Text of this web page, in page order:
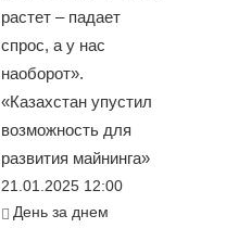
растет – падает
спрос, а у нас
наоборот».
«Казахстан упустил
возможность для
развития майнинга»
21.01.2025 12:00
День за днем